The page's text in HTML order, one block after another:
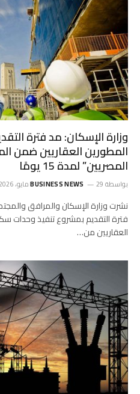
وزارة الإسكان: مد فترة
المطورين العقاريين ضمن
المصريين” لمدة 15 يومًا
بواسطة BUSINESS NEWS 29 مايو، 2026
نشرت وزارة الإسكان والمرافق
فترة التقديم بمشروع تنفيذ وحدات
العقاريين من…